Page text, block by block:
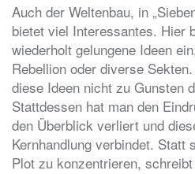
Auch der Weltenbau, in
bietet viel Interessantes. Hier
wiederholt gelungene Ideen
Rebellion oder diverse
diese Ideen nicht zu Gunsten
Stattdessen hat man den
den Überblick verliert und
Kernhandlung verbindet. Statt
Plot zu konzentrieren,